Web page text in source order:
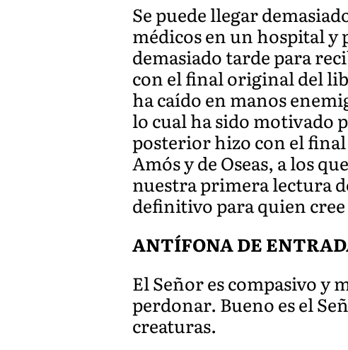
Se puede llegar
médicos en un hospital y
demasiado tarde para
con el final original del
ha caído en manos
lo cual ha sido motivado
posterior hizo con el
Amós y de Oseas, a los
nuestra primera lectura
definitivo para quien
ANTÍFONA DE
El Señor es compasivo y
perdonar. Bueno es el
creaturas.